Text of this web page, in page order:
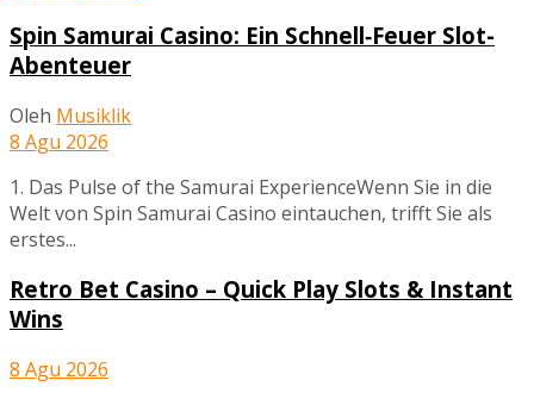
Spin Samurai Casino: Ein Schnell‑Feuer Slot-
Abenteuer
Oleh Musiklik
8 Agu 2026
1. Das Pulse of the Samurai ExperienceWenn Sie in die
Welt von Spin Samurai Casino eintauchen, trifft Sie als
erstes...
Retro Bet Casino – Quick Play Slots & Instant
Wins
8 Agu 2026